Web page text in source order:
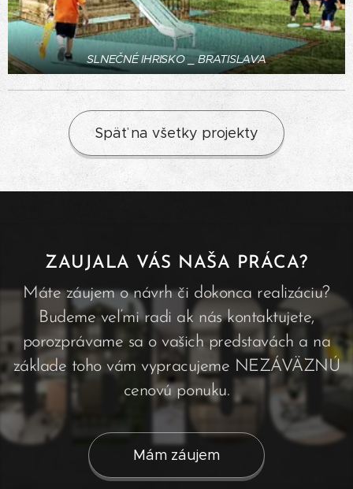
SLNEČNÉ IHRISKO _ BRATISLAVA
Späť na všetky projekty
ZAUJALA VÁS NAŠA PRÁCA?
Máte záujem o návrh či dokonca realizáciu?
Budeme veľmi radi ak nás kontaktujete,
porozprávame sa o vašich predstavách a na
základe toho vám vypracujeme NEZÁVÄZNÚ
cenovú ponuku.
Mám záujem